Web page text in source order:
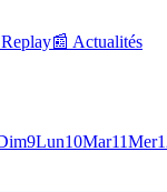
📰 Actualités
9Lun10Mar11Mer